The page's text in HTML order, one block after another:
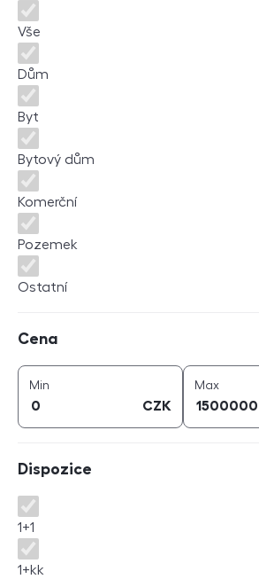
Typ nemovitosti
Vše
Dům
Byt
Bytový dům
Komerční
Pozemek
Ostatní
Cena
Min
CZK
Maxcena (
Dispozice
Dispozice
1+1
1+kk